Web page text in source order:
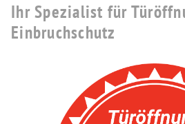
Ihr Spezialist für
Einbruchschutz